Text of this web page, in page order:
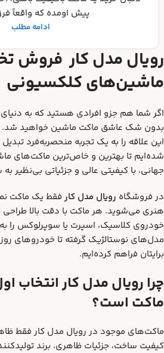
پیش اومده که واقعاً
ادامه مطلب
رویال مدل کار فروش
ماشین‌های کلکسیونی
اگر شما هم جزو افرادی هستید که به دنیای
بدون شک عاشق ماکت ماشین خواهید شد.
این علاقه را به یک تجربه منحصربه‌فرد
شده‌ایم تا بهترین و خاص‌ترین ماکت‌های
جهانی، با کیفیتی عالی و جزئیاتی بی‌نظیر
در فروشگاه رویال مدل کار فقط یک ماکت
هنری می‌شوید. هر ماکت با دقت بالا
خودروی کلاسیک، اسپرت یا سوپرلوکس را
مدل‌های نوستالژیک گرفته تا خودروهای
برایتان فراهم کرده‌ایم.
چرا رویال مدل کار انتخاب
ماکت است؟
ماکت‌های موجود در رویال مدل کار فقط ظاهر
کیفیت ساخت، جزئیات ظاهری، برند